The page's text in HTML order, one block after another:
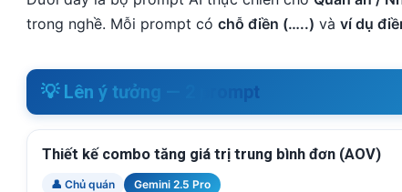
trong nghề. Mỗi prompt cóchỗ điền (…..) vàví dụ
💡 Lên ý tưởng — 2 prompt
Thiết kế combo tăng giá trị trung bình đơn (AOV)
👤 Chủ quán Gemini 2.5 Pro